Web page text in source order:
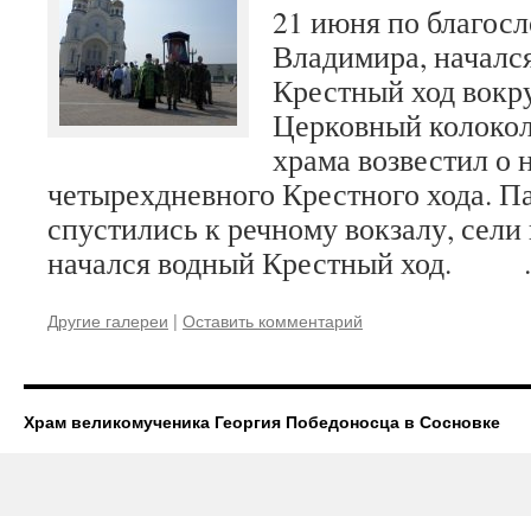
21 июня по
Владимира,
Крестный ход
Церковный
храма возвестил о
четырехдневного Крестного хода.
спустились к речному вокзалу,
начался водный Крестный
Другие галереи | Оставить комментарий
Храм великомученика Георгия Победоносца в Сосновке